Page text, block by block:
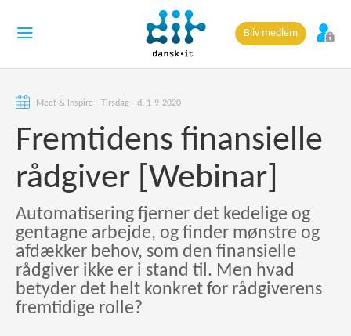
Bliv medlem
Meet & Inspire - Tirsdag - d. 1-9-2020
Fremtidens finansielle
rådgiver [Webinar]
Automatisering fjerner det kedelige og
gentagne arbejde, og finder mønstre og
afdækker behov, som den finansielle
rådgiver ikke er i stand til. Men hvad
betyder det helt konkret for rådgiverens
fremtidige rolle?